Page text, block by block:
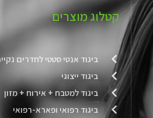
קטלוג מוצרים
ביגוד אנטי סטטי לחדרים
ביגוד ייצוגי
ביגוד למטבח + אירוח + מזון
ביגוד רפואי ופארא-רפואי